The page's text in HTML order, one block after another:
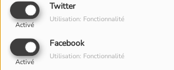
Twitter
Activé
Utilisation: Fonctionnalité
Facebook
Activé
Utilisation: Fonctionnalité
GREG DENBOSA
02:56 LOWRIDER